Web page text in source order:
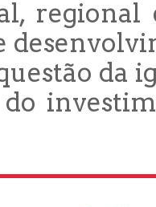
regional
da